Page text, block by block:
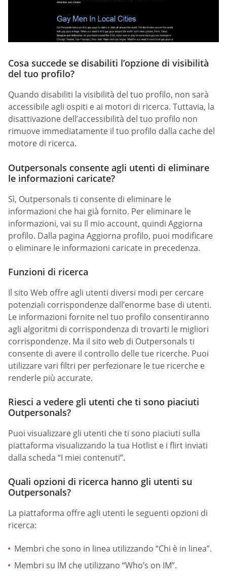
Cosa succede se disabiliti l’opzione di visibilità
del tuo profilo?
Quando disabiliti la visibilità del tuo profilo, non sarà
accessibile agli ospiti e ai motori di ricerca. Tuttavia, la
disattivazione dell’accessibilità del tuo profilo non
rimuove immediatamente il tuo profilo dalla cache del
motore di ricerca.
Outpersonals consente agli utenti di eliminare
le informazioni caricate?
Sì, Outpersonals ti consente di eliminare le
informazioni che hai già fornito. Per eliminare le
informazioni, vai su Il mio account, quindi Aggiorna
profilo. Dalla pagina Aggiorna profilo, puoi modificare
o eliminare le informazioni caricate in precedenza.
Funzioni di ricerca
Il sito Web offre agli utenti diversi modi per cercare
potenziali corrispondenze dall’enorme base di utenti.
Le informazioni fornite nel tuo profilo consentiranno
agli algoritmi di corrispondenza di trovarti le migliori
corrispondenze. Ma il sito web di Outpersonals ti
consente di avere il controllo delle tue ricerche. Puoi
utilizzare vari filtri per perfezionare le tue ricerche e
renderle più accurate.
Riesci a vedere gli utenti che ti sono piaciuti
Outpersonals?
Puoi visualizzare gli utenti che ti sono piaciuti sulla
piattaforma visualizzando la tua Hotlist e i flirt inviati
dalla scheda “I miei contenuti”.
Quali opzioni di ricerca hanno gli utenti su
Outpersonals?
La piattaforma offre agli utenti le seguenti opzioni di
ricerca:
Membri che sono in linea utilizzando “Chi è in linea”.
Membri su IM che utilizzano “Who’s on IM”.